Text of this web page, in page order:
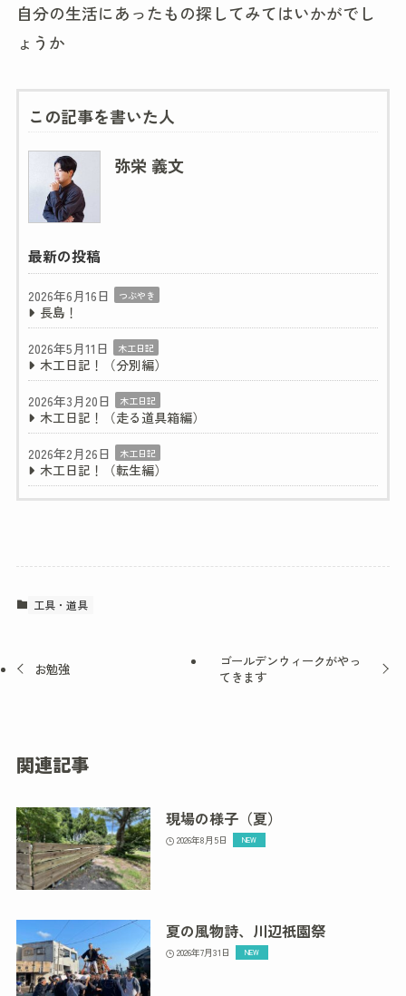
自分の生活にあったもの探してみてはいかがでし
ょうか
この記事を書いた人
弥栄 義文
最新の投稿
2026年6月16日 つぶやき
長島！
2026年5月11日
木工日記
木工日記！（分別編）
2026年3月20日
木工日記
木工日記！（走る道具箱編）
2026年2月26日
木工日記
木工日記！（転生編）
工具・道具
お勉強
ゴールデンウィークがやっ
てきます
関連記事
現場の様子（夏）
2026年8月5日
夏の風物詩、川辺祇園祭
2026年7月31日